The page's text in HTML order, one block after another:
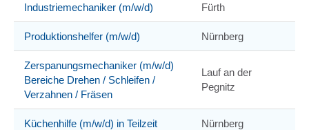
Industriemechaniker (m/w/d) Fürth
Produktionshelfer (m/w/d) Nürnberg
Zerspanungsmechaniker (m/w/d)
Bereiche Drehen / Schleifen /
Verzahnen / Fräsen
Lauf an der
Pegnitz
Küchenhilfe (m/w/d) in Teilzeit Nürnberg